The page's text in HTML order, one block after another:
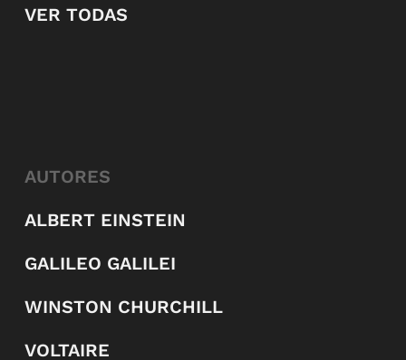
VER TODAS
AUTORES
ALBERT EINSTEIN
GALILEO GALILEI
WINSTON CHURCHILL
VOLTAIRE